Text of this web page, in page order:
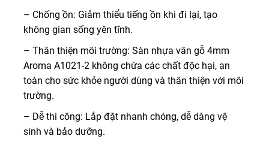
– Chống ồn: Giảm thiểu tiếng ồn khi đi lại, tạo
không gian sống yên tĩnh.
– Thân thiện môi trường: Sàn nhựa vân gỗ 4mm
Aroma A1021-2 không chứa các chất độc hại, an
toàn cho sức khỏe người dùng và thân thiện với môi
trường.
– Dễ thi công: Lắp đặt nhanh chóng, dễ dàng vệ
sinh và bảo dưỡng.